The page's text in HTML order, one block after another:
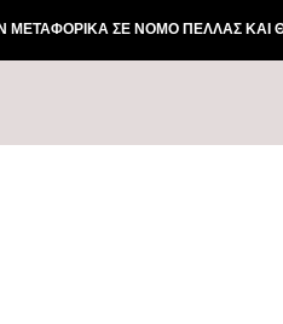
ΣΕ ΝΟΜΟ ΠΕΛΛΑΣ ΚΑΙ